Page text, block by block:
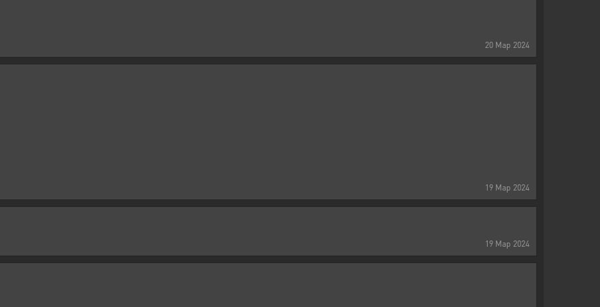
20 Мар 2024
19 Мар 2024
19 Мар 2024